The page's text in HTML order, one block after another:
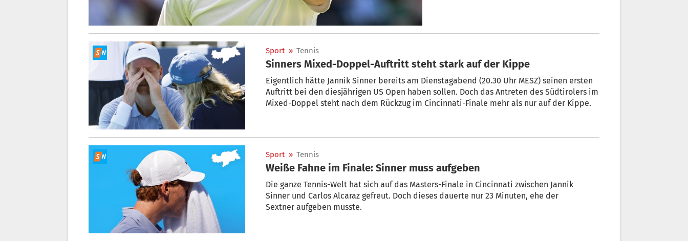
Sport » Tennis
Sinners Mixed-Doppel-Auftritt steht stark auf der Kippe
Eigentlich hätte Jannik Sinner bereits am Dienstagabend (20.30 Uhr MESZ) seinen ersten
Auftritt bei den diesjährigen US Open haben sollen. Doch das Antreten des Südtirolers im
Mixed-Doppel steht nach dem Rückzug im Cincinnati-Finale mehr als nur auf der Kippe.
Sport » Tennis
Weiße Fahne im Finale: Sinner muss aufgeben
Die ganze Tennis-Welt hat sich auf das Masters-Finale in Cincinnati zwischen Jannik
Sinner und Carlos Alcaraz gefreut. Doch dieses dauerte nur 23 Minuten, ehe der
Sextner aufgeben musste.